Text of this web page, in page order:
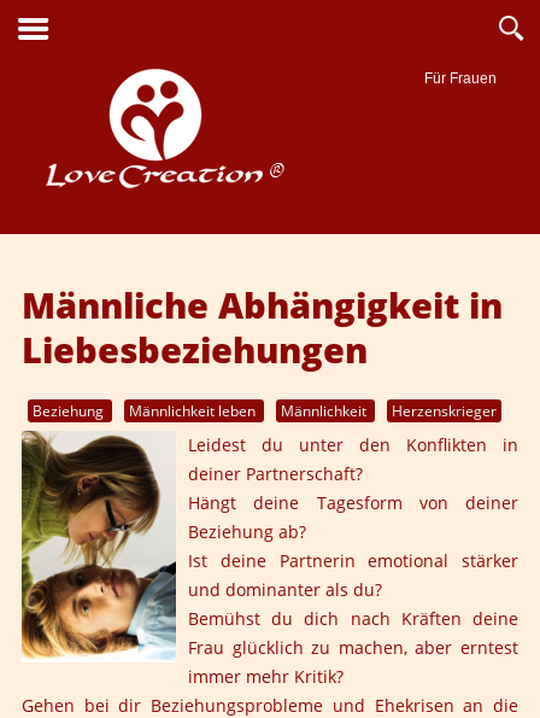
Für Frauen
Suche
Männliche Abhängigkeit in
Liebesbeziehungen
Beziehung Männlichkeit leben Männlichkeit Herzenskrieger
Leidest du unter den Konflikten in
deiner Partnerschaft?
Hängt deine Tagesform von deiner
Beziehung ab?
Ist deine Partnerin emotional stärker
und dominanter als du?
Bemühst du dich nach Kräften deine
Frau glücklich zu machen, aber erntest
immer mehr Kritik?
Gehen bei dir Beziehungsprobleme und Ehekrisen an die